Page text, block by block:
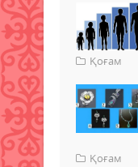
Қоғам
Қоғам